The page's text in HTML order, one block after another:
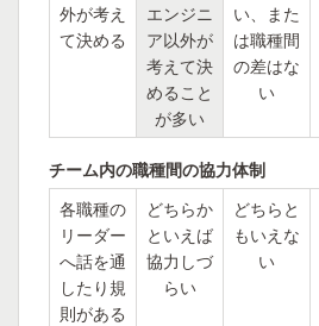
外が考え
て決める
エンジニ
ア以外が
考えて決
めること
が多い
い、また
は職種間
の差はな
い
チーム内の職種間の協力体制
各職種の
リーダー
へ話を通
したり規
則がある
どちらか
といえば
協力しづ
らい
どちらと
もいえな
い